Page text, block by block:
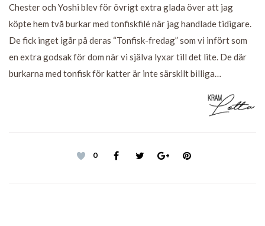
Chester och Yoshi blev för övrigt extra glada över att jag
köpte hem två burkar med tonfiskfilé när jag handlade tidigare.
De fick inget igår på deras “Tonfisk-fredag” som vi infört som
en extra godsak för dom när vi själva lyxar till det lite. De där
burkarna med tonfisk för katter är inte särskilt billiga…
0